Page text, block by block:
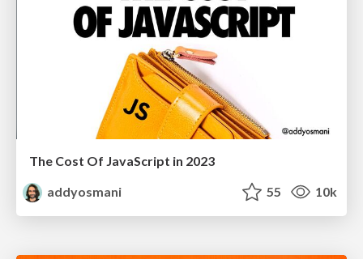
The Cost Of JavaScript in 2023
addyosmani
55 10k